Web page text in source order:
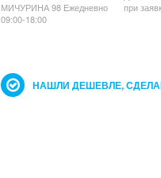
МИЧУРИНА 98 Ежедневно
09:00-18:00
при
НАШЛИ ДЕШЕВЛЕ,